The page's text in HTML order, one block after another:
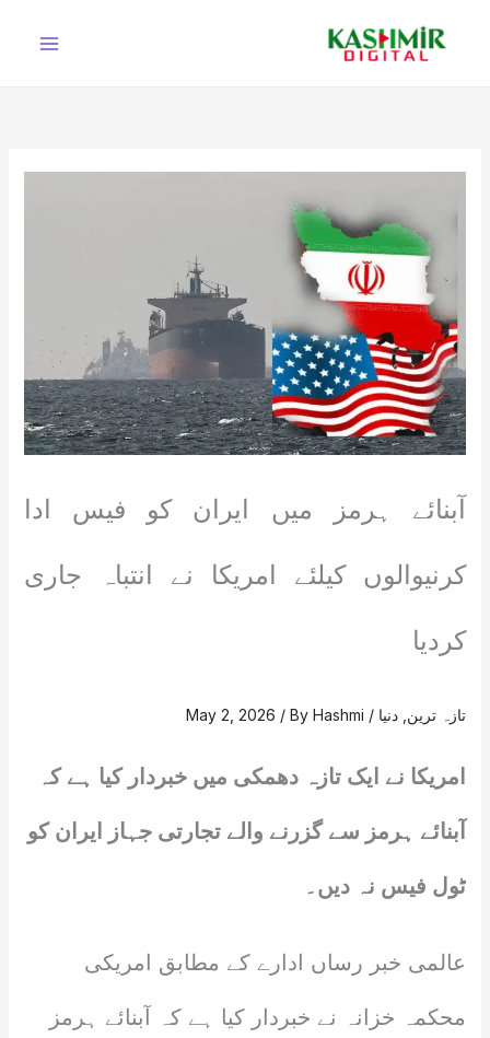
آبنائے ہرمز میں ایران کو فیس ادا
کرنیوالوں کیلئے امریکا نے انتباہ جاری
کردیا
تازہ ترین دنیا /
May 2, 2026 / ByHashmi
امریکا نے ایک تازہ دھمکی میں خبردار کیا ہے کہ
آبنائے ہرمز سے گزرنے والے تجارتی جہاز ایران کو
ٹول فیس نہ دیں۔
عالمی خبر رساں ادارے کے مطابق امریکی
محکمہ خزانہ نے خبردار کیا ہے کہ آبنائے ہرمز